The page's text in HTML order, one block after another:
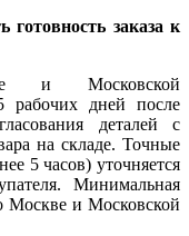
готовность заказа к
и Московской
рабочих дней после
деталей с
на складе. Точные
5 часов) уточняется
Минимальная
Москве и Московской